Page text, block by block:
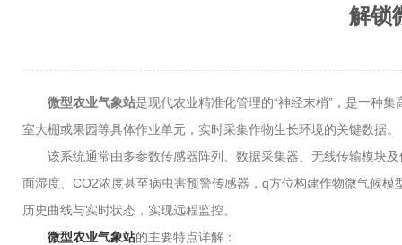
解锁
微型农业气象站是现代农业精准化管理的“神经末梢”，是一种
室大棚或果园等具体作业单元，实时采集作物生长环境的关键数据。
该系统通常由多参数传感器阵列、数据采集器、无线传输模块及
面湿度、CO2浓度甚至病虫害预警传感器，q方位构建作物微气候
历史曲线与实时状态，实现远程监控。
微型农业气象站的主要特点详解：